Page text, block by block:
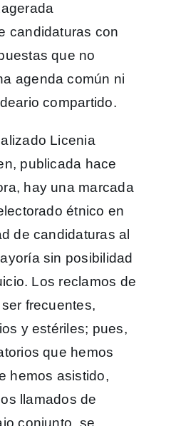
candidaturas con
que no
agenda común ni
compartido.
Licenia
publicada hace
hay una marcada
étnico en
de candidaturas al
sin posibilidad
Los reclamos de
frecuentes,
y estériles; pues,
que hemos
hemos asistido,
llamados de
conjunto, se